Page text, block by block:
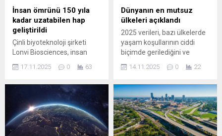
İnsan ömrünü 150 yıla
kadar uzatabilen hap
geliştirildi
Çinli biyoteknoloji şirketi
Lonvi Biosciences, insan
kadar görülmemiş bir
öne sürdüğü deneysel bir
hap geliştirdiğini açıkladı.
Şirketin iddiasına göre üzüm
çekirdeği özünden elde
edilen özel bir bileşen içeren
17.11.2025 0 63
Dünyanın en mutsuz
ülkeleri açıklandı
2025 verileri, bazı ülkelerde
yaşam koşullarının ciddi
biçimde gerilediğini ve
genelinde en düşük
koydu. Çatışmalar,
ekonomik çöküşler, sağlık
hizmetlerindeki
yetersizlikler ve siyasi
krizler, birçok ülkede yaşam
14.11.2025 0 22